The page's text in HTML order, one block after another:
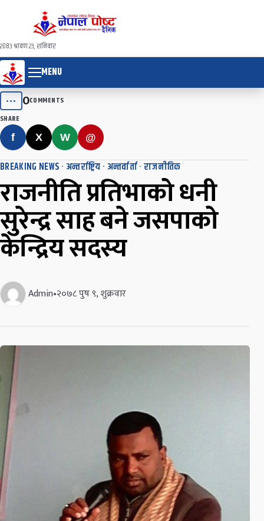
२०८३ श्रावण २३, शनिवार
MENU
••• 0COMMENTS
SHARE
f X W @
BREAKING NEWS · अन्तर्राष्ट्रिय · अन्तर्वार्ता· राजनीतिक
राजनीति प्रतिभाको धनी
सुरेन्द्र साह बने जसपाको
केन्द्रिय सदस्य
Admin•२०७८ पुष ९, शुक्रवार